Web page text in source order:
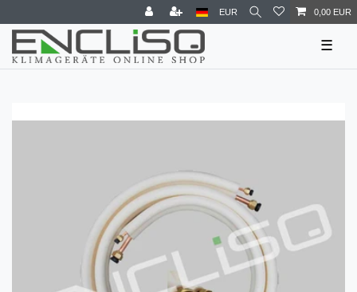
EUR 0,00 EUR
☰